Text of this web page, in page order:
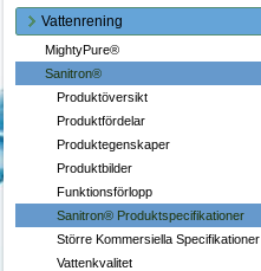
Vattenrening
MightyPure®
Sanitron®
Produktöversikt
Produktfördelar
Produktegenskaper
Produktbilder
Funktionsförlopp
Sanitron® Produktspecifikationer
Större Kommersiella Specifikationer
Vattenkvalitet